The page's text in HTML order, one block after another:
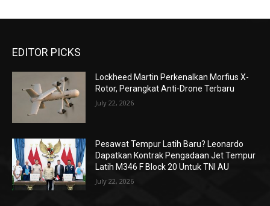
EDITOR PICKS
Lockheed Martin Perkenalkan Morfius X-
Rotor, Perangkat Anti-Drone Terbaru
July 22, 2026
Pesawat Tempur Latih Baru? Leonardo
Dapatkan Kontrak Pengadaan Jet Tempur
Latih M346 F Block 20 Untuk TNI AU
July 22, 2026